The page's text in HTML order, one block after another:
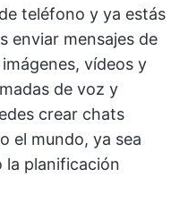
teléfono y ya estás
enviar mensajes de
vídeos y
de voz y
crear chats
el mundo, ya sea
la planificación